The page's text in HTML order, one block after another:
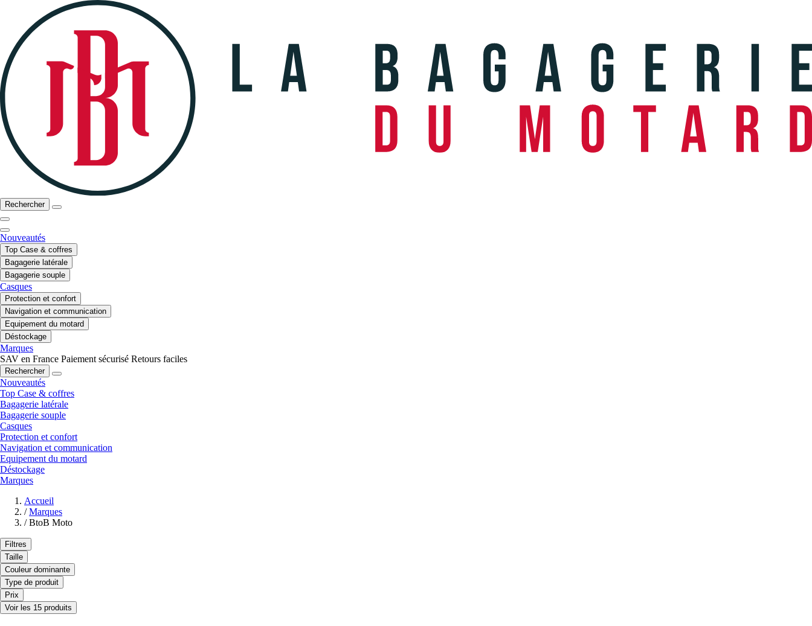
Rechercher
Nouveautés
Top Case & coffres
Bagagerie latérale
Bagagerie souple
Casques
Protection et confort
Navigation et communication
Equipement du motard
Déstockage
Marques
SAV en France Paiement sécurisé Retours faciles
Rechercher
Nouveautés
Top Case & coffres
Bagagerie latérale
Bagagerie souple
Casques
Protection et confort
Navigation et communication
Equipement du motard
Déstockage
Marques
Accueil
/ Marques
/ BtoB Moto
Filtres
Taille
Couleur dominante
Type de produit
Prix
Voir les 15 produits